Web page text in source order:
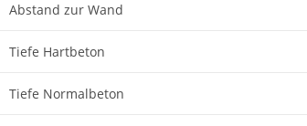
Abstand zur Wand
Tiefe Hartbeton
Tiefe Normalbeton